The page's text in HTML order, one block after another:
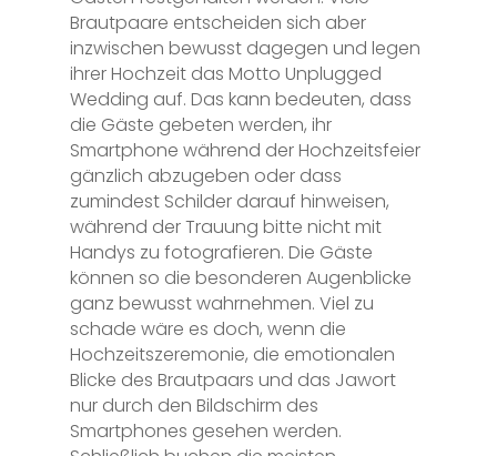
Brautpaare entscheiden sich aber
inzwischen bewusst dagegen und legen
ihrer Hochzeit das Motto Unplugged
Wedding auf. Das kann bedeuten, dass
die Gäste gebeten werden, ihr
Smartphone während der Hochzeitsfeier
gänzlich abzugeben oder dass
zumindest Schilder darauf hinweisen,
während der Trauung bitte nicht mit
Handys zu fotografieren. Die Gäste
können so die besonderen Augenblicke
ganz bewusst wahrnehmen. Viel zu
schade wäre es doch, wenn die
Hochzeitszeremonie, die emotionalen
Blicke des Brautpaars und das Jawort
nur durch den Bildschirm des
Smartphones gesehen werden.